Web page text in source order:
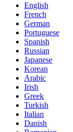
English
French
German
Portuguese
Spanish
Russian
Japanese
Korean
Arabic
Irish
Greek
Turkish
Italian
Danish